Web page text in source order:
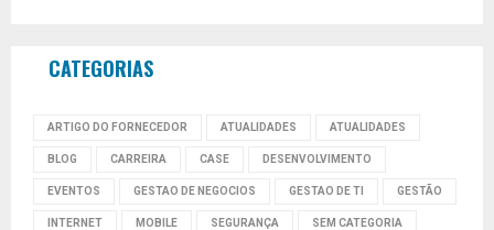
CATEGORIAS
ARTIGO DO FORNECEDOR ATUALIDADES ATUALIDADES
BLOG CARREIRA CASE DESENVOLVIMENTO
EVENTOS GESTAO DE NEGOCIOS GESTAO DE TI GESTÃO
INTERNET MOBILE SEGURANÇA SEM CATEGORIA